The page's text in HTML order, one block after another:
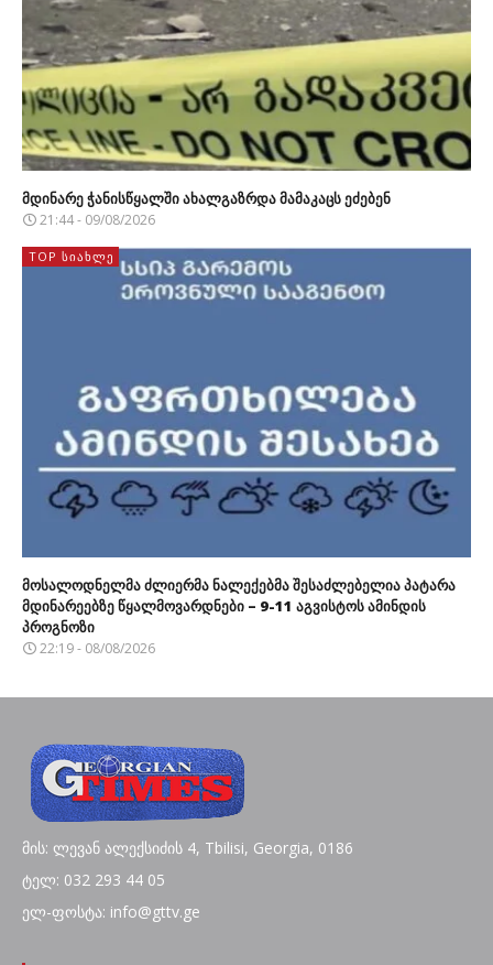
მდინარე ჭანისწყალში ახალგაზრდა მამაკაცს ეძებენ
21:44 - 09/08/2026
TOP ᲡᲘᲐᲮᲚᲔ
მოსალოდნელმა ძლიერმა ნალექებმა შესაძლებელია პატარა
მდინარეებზე წყალმოვარდნები – 9-11 აგვისტოს ამინდის
პროგნოზი
22:19 - 08/08/2026
მის: ლევან ალექსიძის 4, Tbilisi, Georgia, 0186
ტელ: 032 293 44 05
ელ-ფოსტა: info@gttv.ge